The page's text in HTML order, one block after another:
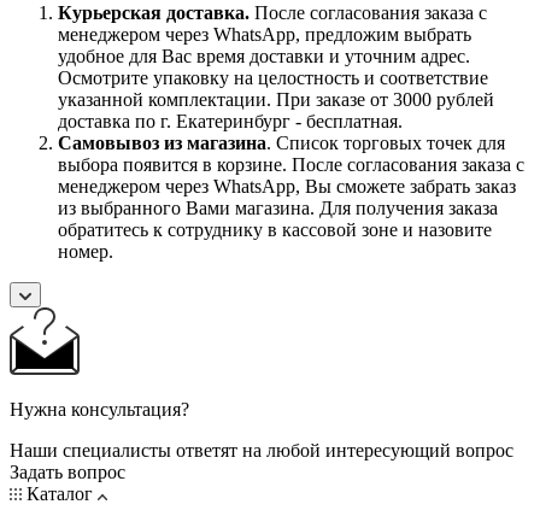
Курьерская доставка. После согласования заказа с
менеджером через WhatsApp, предложим выбрать
удобное для Вас время доставки и уточним адрес.
Осмотрите упаковку на целостность и соответствие
указанной комплектации. При заказе от 3000 рублей
доставка по г. Екатеринбург - бесплатная.
Самовывоз из магазина. Список торговых точек для
выбора появится в корзине. После согласования заказа с
менеджером через WhatsApp, Вы сможете забрать заказ
из выбранного Вами магазина. Для получения заказа
обратитесь к сотруднику в кассовой зоне и назовите
номер.
Нужна консультация?
Наши специалисты ответят на любой интересующий вопрос
Задать вопрос
Каталог